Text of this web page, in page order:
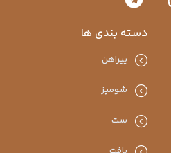
دسته بندی ها
پیراهن
شومیز
ست